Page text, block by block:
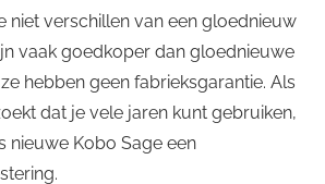
niet verschillen van een gloednieuw
vaak goedkoper dan gloednieuwe
hebben geen fabrieksgarantie. Als
dat je vele jaren kunt gebruiken,
nieuwe Kobo Sage een